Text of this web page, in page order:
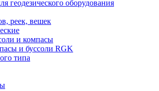
геодезического оборудования
реек, вешек
и компасы
и буссоли RGK
типа